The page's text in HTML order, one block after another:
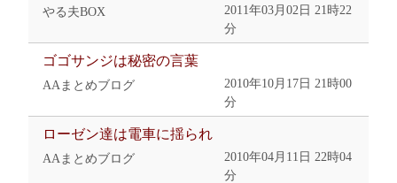
やる夫BOX
2011年03月02日 21時22
分
ゴゴサンジは秘密の言葉
AAまとめブログ
2010年10月17日 21時00
分
ローゼン達は電車に揺られ
AAまとめブログ
2010年04月11日 22時04
分